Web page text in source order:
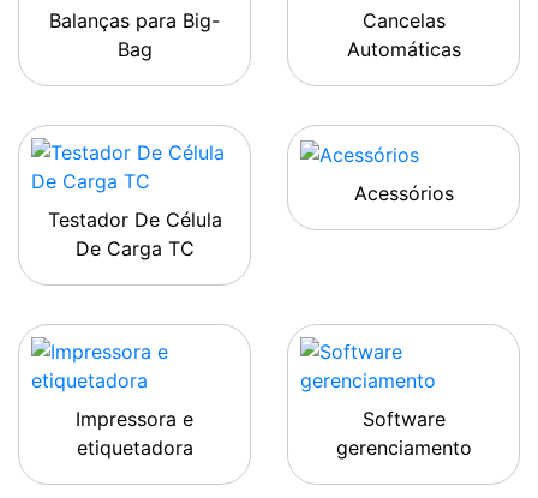
Balanças para Big-
Bag
Cancelas
Automáticas
Testador De Célula
De Carga TC
Acessórios
Impressora e
etiquetadora
Software
gerenciamento